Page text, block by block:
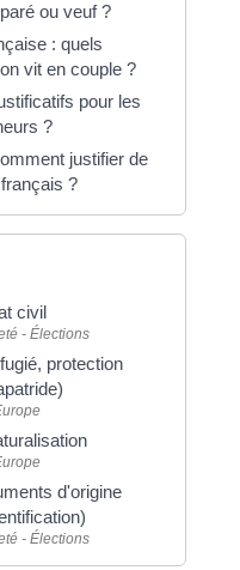
ou veuf ?
: quels
vit en couple ?
pour les
?
justifier de
?
civil
- Élections
protection
d'origine
- Élections